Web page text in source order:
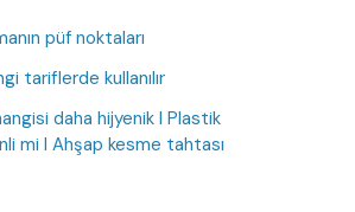
püf noktaları
tariflerde kullanılır
daha hijyenik I Plastik
mi I Ahşap kesme tahtası